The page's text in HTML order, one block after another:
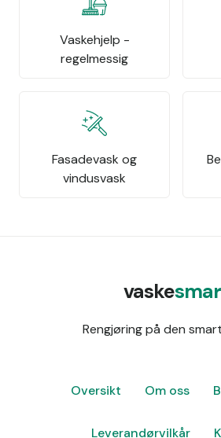
Vaskehjelp -
regelmessig
Fasadevask og
vindusvask
vaske
Rengjøring på den
Oversikt Om oss
Leverandørvilkår